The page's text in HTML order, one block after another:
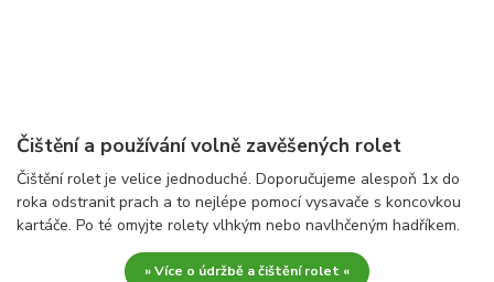
Čištění a používání volně zavěšených rolet
Čištění rolet je velice jednoduché. Doporučujeme alespoň 1x do
roka odstranit prach a to nejlépe pomocí vysavače s koncovkou
kartáče. Po té omyjte rolety vlhkým nebo navlhčeným hadříkem.
» Více o údržbě a čištění rolet «